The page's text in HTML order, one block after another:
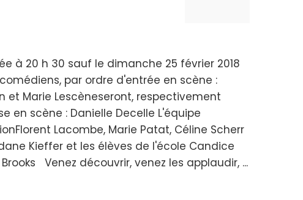
à 20 h 30 sauf le dimanche 25 février 2018
comédiens, par ordre d'entrée en scène :
et Marie Lescèneseront, respectivement
en scène : Danielle Decelle L'équipe
Lacombe, Marie Patat, Céline Scherr
Kieffer et les élèves de l'école Candice
Venez découvrir, venez les applaudir, ...